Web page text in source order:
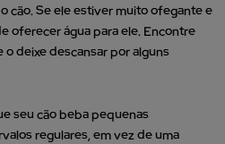
cão. Se ele estiver muito ofegante e
oferecer água para ele. Encontre
o deixe descansar por alguns
seu cão beba pequenas
regulares, em vez de uma